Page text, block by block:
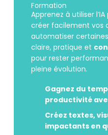
Formation
Apprenez à utiliser
créer facilement vos
automatiser
claire, pratique et
pour rester
pleine évolution.
Gagnez du
productivité
Créez textes,
impactants en